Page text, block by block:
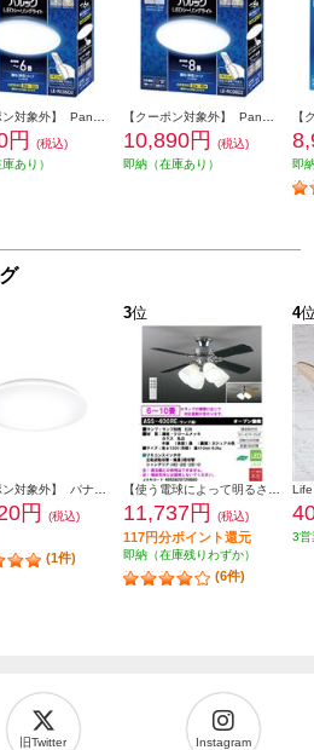
円
(税込)
あり）
10,890円
(税込)
即納（在庫あり）
即
円
(税込)
(1件)
3位
11,737円 (税込)
117円分ポイント還元
即納（在庫残りわずか）
(6件)
4
3営
旧Twitter Instagram